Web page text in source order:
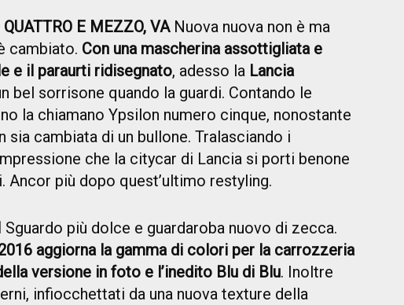
E MEZZO, VANuova nuova non è ma
cambiato. Con una mascherina assottigliata e
e il paraurti ridisegnato, adesso la Lancia
bel sorrisone quando la guardi. Contando le
la chiamano Ypsilon numero cinque, nonostante
sia cambiata di un bullone. Tralasciando i
che la citycar di Lancia si porti benone
Ancor più dopo quest’ultimo restyling.
Sguardo più dolce e guardaroba nuovo di zecca.
aggiorna la gamma di colori per la carrozzeria
versione in foto e l’inedito Blu di Blu. Inoltre
infiocchettati da una nuova texture della